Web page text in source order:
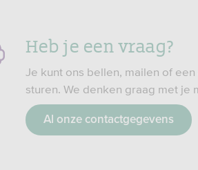
Heb je een vraag?
Je kunt ons bellen, mailen of een
sturen. We denken graag met je
Al onze contactgegevens